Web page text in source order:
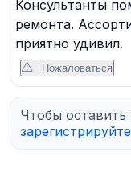
Консультанты
ремонта.
приятно удивил.
Пожаловаться
Чтобы оставить